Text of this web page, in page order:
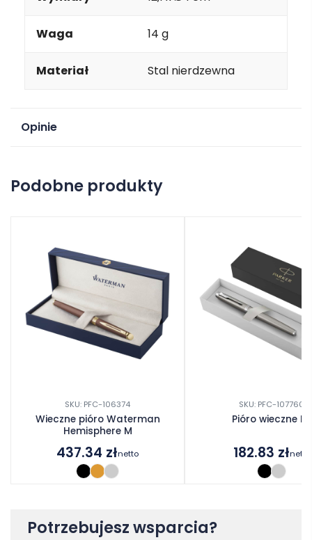
Waga 14 g
Materiał Stal nierdzewna
Opinie
Podobne produkty
SKU: PFC-106374
Wieczne pióro Waterman
Hemisphere M
437.34 złnetto
SKU: PFC-107760
Pióro wieczne IM
182.83 złnetto
Potrzebujesz wsparcia?